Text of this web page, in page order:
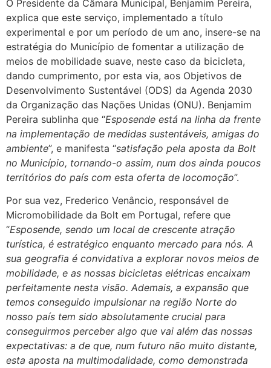
O Presidente da Câmara Municipal, Benjamim Pereira,
explica que este serviço, implementado a título
experimental e por um período de um ano, insere-se na
estratégia do Município de fomentar a utilização de
meios de mobilidade suave, neste caso da bicicleta,
dando cumprimento, por esta via, aos Objetivos de
Desenvolvimento Sustentável (ODS) da Agenda 2030
da Organização das Nações Unidas (ONU). Benjamim
Pereira sublinha que “Esposende está na linha da frente
na implementação de medidas sustentáveis, amigas do
ambiente”, e manifesta “satisfação pela aposta da Bolt
no Município, tornando-o assim, num dos ainda poucos
territórios do país com esta oferta de locomoção”.
Por sua vez, Frederico Venâncio, responsável de
Micromobilidade da Bolt em Portugal, refere que
“Esposende, sendo um local de crescente atração
turística, é estratégico enquanto mercado para nós. A
sua geografia é convidativa a explorar novos meios de
mobilidade, e as nossas bicicletas elétricas encaixam
perfeitamente nesta visão. Ademais, a expansão que
temos conseguido impulsionar na região Norte do
nosso país tem sido absolutamente crucial para
conseguirmos perceber algo que vai além das nossas
expectativas: a de que, num futuro não muito distante,
esta aposta na multimodalidade, como demonstrada